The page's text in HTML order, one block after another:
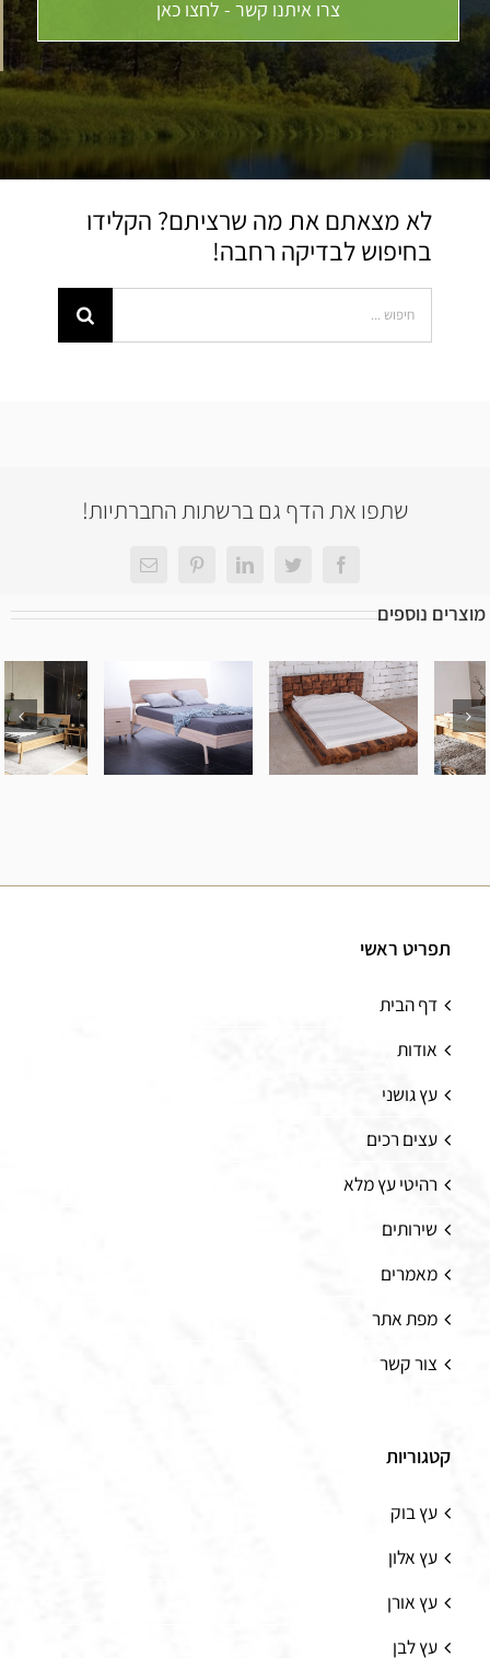
צרו איתנו קשר - לחצו כאן
לא מצאתם את מה שרציתם? הקלידו
בחיפוש לבדיקה רחבה!
Search
for:
שתפו את הדף גם ברשתות החברתיות!
Facebook
Twitter
LinkedIn
Pinterestכתובת
מוצרים נוספים
תפריט ראשי
דף הבית
אודות
עץ גושני
עצים רכים
רהיטי עץ מלא
שירותים
מאמרים
מפת אתר
צור קשר
קטגוריות
עץ בוק
עץ אלון
עץ אורן
עץ לבן